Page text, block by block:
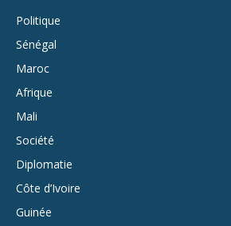
Politique
Sénégal
Maroc
Afrique
Mali
Société
Diplomatie
Côte d’Ivoire
Guinée